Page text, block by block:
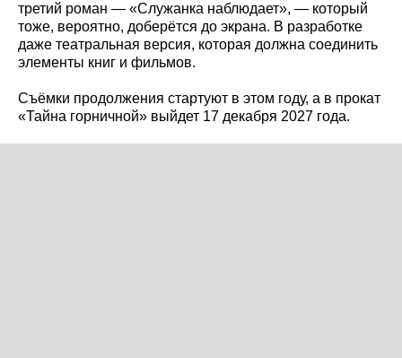
третий роман — «Служанка наблюдает», — который
тоже, вероятно, доберётся до экрана. В разработке
даже театральная версия, которая должна соединить
элементы книг и фильмов.
Съёмки продолжения стартуют в этом году, а в прокат
«Тайна горничной» выйдет 17 декабря 2027 года.